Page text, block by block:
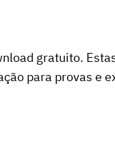
gratuito.
para provas e